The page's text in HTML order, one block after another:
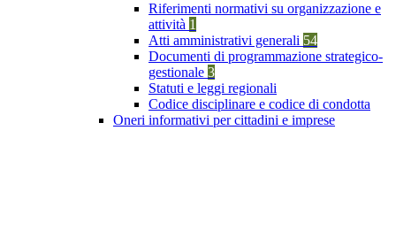
Riferimenti normativi su organizzazione e
attività 1
Atti amministrativi generali 54
Documenti di programmazione strategico-
gestionale 3
Statuti e leggi regionali
Codice disciplinare e codice di condotta
Oneri informativi per cittadini e imprese